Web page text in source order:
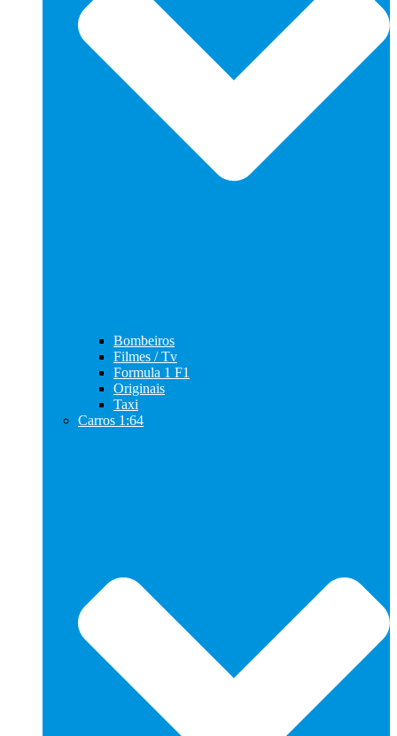
Bombeiros
Filmes / Tv
Formula 1 F1
Originais
Taxi
Carros 1:64